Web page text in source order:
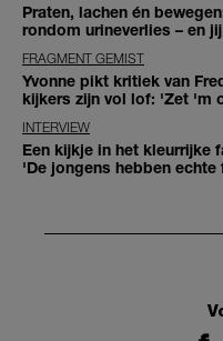
Praten, lachen én
rondom urineverlies – en
FRAGMENT GEMIST
Yvonne pikt kritiek van
kijkers zijn vol lof: 'Zet 'm
INTERVIEW
Een kijkje in het kleurrijke
'De jongens hebben